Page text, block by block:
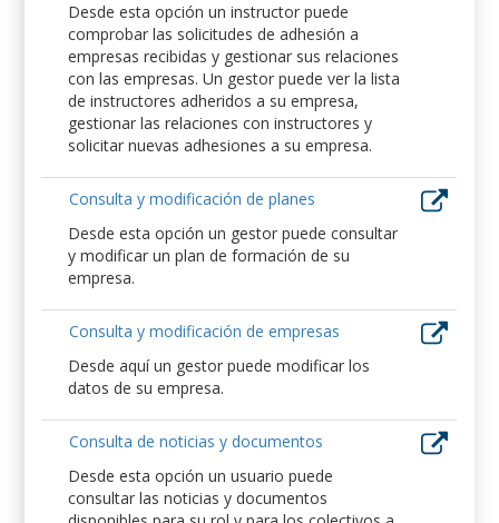
Desde esta opción un instructor puede
comprobar las solicitudes de adhesión a
empresas recibidas y gestionar sus relaciones
con las empresas. Un gestor puede ver la lista
de instructores adheridos a su empresa,
gestionar las relaciones con instructores y
solicitar nuevas adhesiones a su empresa.
Consulta y modificación de planes
Desde esta opción un gestor puede consultar
y modificar un plan de formación de su
empresa.
Consulta y modificación de empresas
Desde aquí un gestor puede modificar los
datos de su empresa.
Consulta de noticias y documentos
Desde esta opción un usuario puede
consultar las noticias y documentos